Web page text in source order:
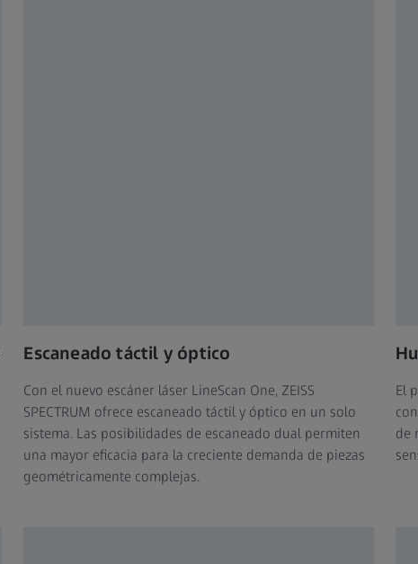
Escaneado táctil y óptico
Con el nuevo escáner láser LineScan One, ZEISS
SPECTRUM ofrece escaneado táctil y óptico en un solo
sistema. Las posibilidades de escaneado dual permiten
una mayor eficacia para la creciente demanda de piezas
geométricamente complejas.
El
de